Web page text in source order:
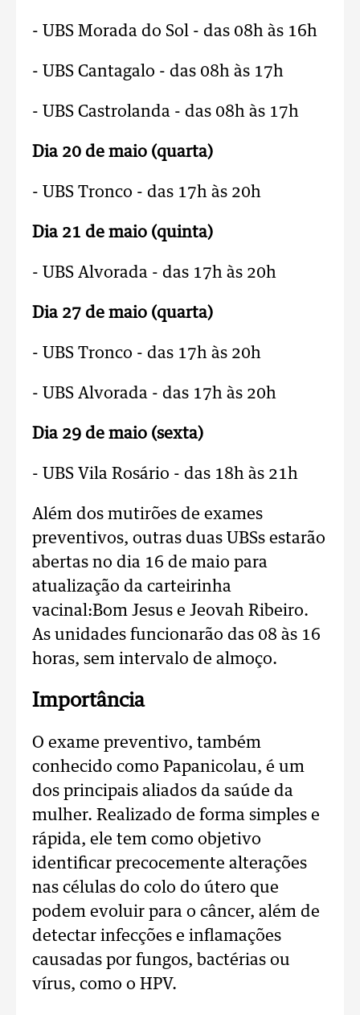
- UBS Morada do Sol - das 08h às 16h
- UBS Cantagalo - das 08h às 17h
- UBS Castrolanda - das 08h às 17h
Dia 20 de maio (quarta)
- UBS Tronco - das 17h às 20h
Dia 21 de maio (quinta)
- UBS Alvorada - das 17h às 20h
Dia 27 de maio (quarta)
- UBS Tronco - das 17h às 20h
- UBS Alvorada - das 17h às 20h
Dia 29 de maio (sexta)
- UBS Vila Rosário - das 18h às 21h
Além dos mutirões de exames
preventivos, outras duas UBSs estarão
abertas no dia 16 de maio para
atualização da carteirinha
vacinal:Bom Jesus e Jeovah Ribeiro.
As unidades funcionarão das 08 às 16
horas, sem intervalo de almoço.
Importância
O exame preventivo, também
conhecido como Papanicolau, é um
dos principais aliados da saúde da
mulher. Realizado de forma simples e
rápida, ele tem como objetivo
identificar precocemente alterações
nas células do colo do útero que
podem evoluir para o câncer, além de
detectar infecções e inflamações
causadas por fungos, bactérias ou
vírus, como o HPV.